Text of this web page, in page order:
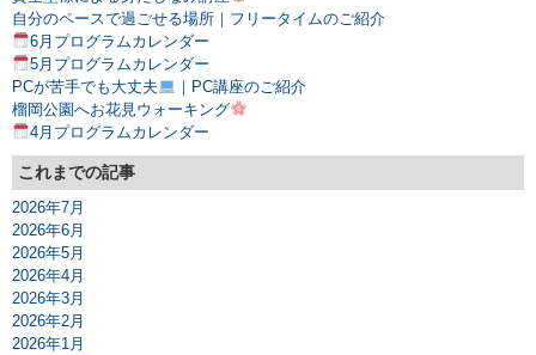
自分のペースで過ごせる場所｜フリータイムのご紹介
6月プログラムカレンダー
5月プログラムカレンダー
PCが苦手でも大丈夫
｜PC講座のご紹介
榴岡公園へお花見ウォーキング
4月プログラムカレンダー
これまでの記事
2026年7月
2026年6月
2026年5月
2026年4月
2026年3月
2026年2月
2026年1月